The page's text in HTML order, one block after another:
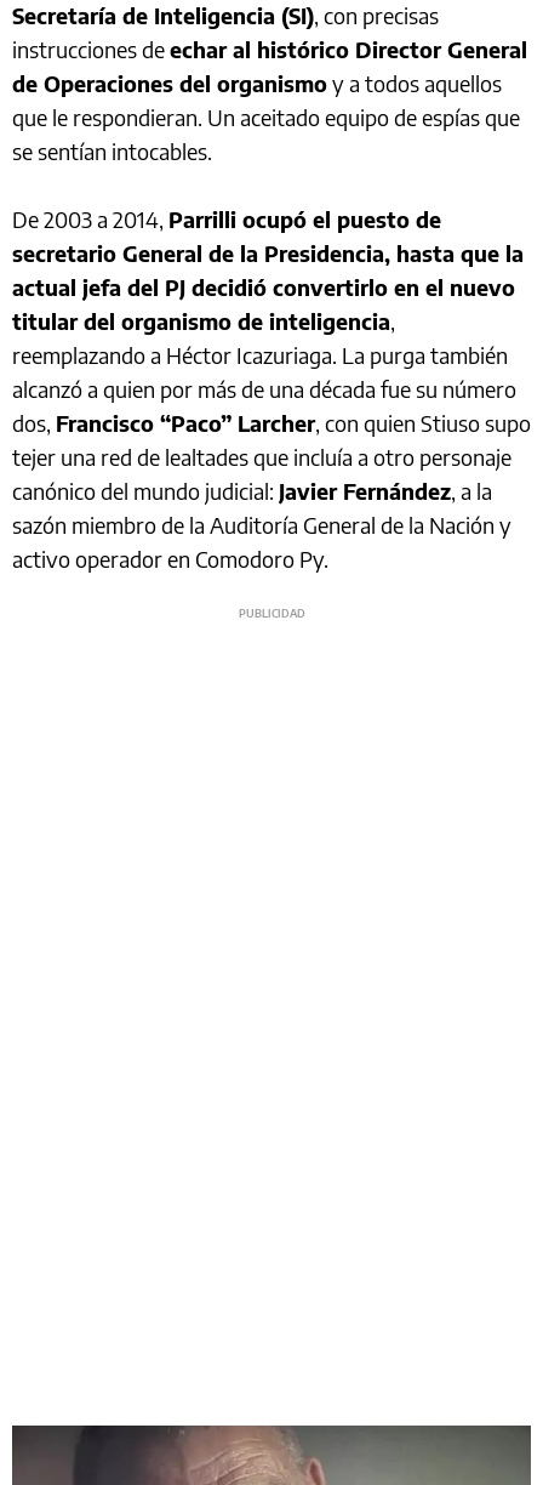
Secretaría de Inteligencia (SI), con precisas
instrucciones deechar al histórico Director General
de Operaciones del organismoy a todos aquellos
que le respondieran. Un aceitado equipo de espías que
se sentían intocables.
De 2003 a 2014, Parrilli ocupó el puesto de
secretario General de la Presidencia, hasta que la
actual jefa del PJ decidió convertirlo en el nuevo
titular del organismo de inteligencia,
reemplazando a Héctor Icazuriaga. La purga también
alcanzó a quien por más de una década fue su número
dos, Francisco “Paco” Larcher, con quien Stiuso supo
tejer una red de lealtades que incluía a otro personaje
canónico del mundo judicial: Javier Fernández, a la
sazón miembro de la Auditoría General de la Nación y
activo operador en Comodoro Py.